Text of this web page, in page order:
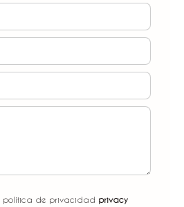
política de privacidad privacy